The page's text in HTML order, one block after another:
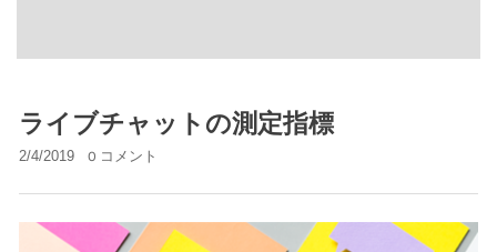
ライブチャットの測定指標
2/4/2019 0 コメント